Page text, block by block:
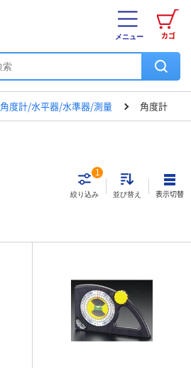
カゴ
メニュー
角度計/水平器/水準器/測量 角度計
絞り込み
1
並び替え 表示切替